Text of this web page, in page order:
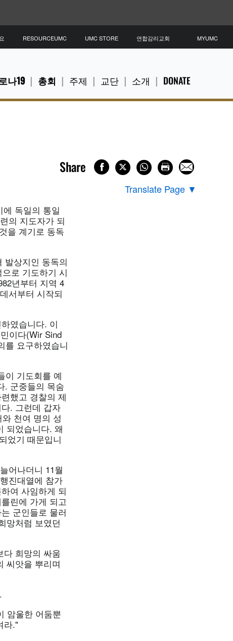
나19 총회 주제 교단 소개 DONATE
RESOURCEUMC UMC STORE 연합감리교회 MYUMC
Share
Translate Page ▼
독일의 통일
의 지도자가 되
을 계기로 동독
발상지인 동독의
로 기도하기 시
년부터 지역 4
서부터 시작되
였습니다. 이
이다(Wir Sind
를 요구하였습니
이 기도회를 예
. 군중들의 목숨
했고 경찰의 제
. 그런데 갑자
천여 명의 성
되었습니다. 왜
었기 때문입니
어나더니 11월
진대열에 참가
여 사임하게 되
린에 가게 되고
군인들로 물러
망처럼 보였던
다 희망의 싸움
씨앗을 뿌리며
암울한 어둠뿐
라."